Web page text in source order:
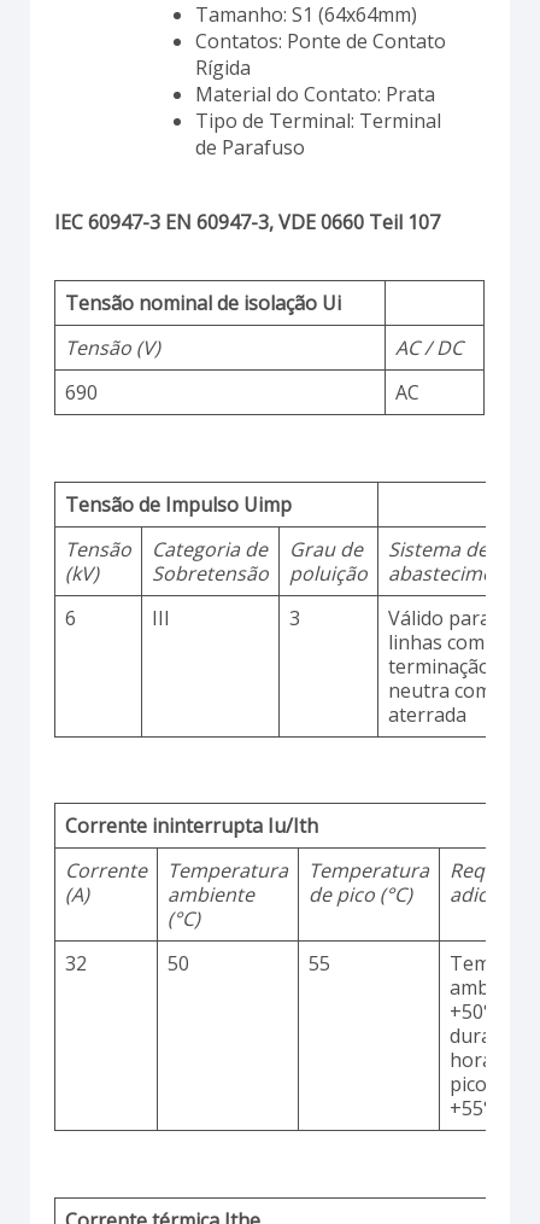
Tamanho: S1 (64x64mm)
Contatos: Ponte de Contato
Rígida
Material do Contato: Prata
Tipo de Terminal: Terminal
de Parafuso
IEC 60947-3 EN 60947-3, VDE 0660 Teil 107
Tensão nominal de isolação Ui
Tensão (V)
AC / DC
690
AC
Tensão de Impulso Uimp
Tensão
(kV)
Categoria de
Sobretensão
Grau de
poluição
Sistema de
abastecimento
6
III 3
Válido para
linhas com
terminação
neutra comum
aterrada
Corrente ininterrupta Iu/Ith
Corrente
(A)
Temperatura
ambiente
(°C)
Temperatura
de pico (°C)
adicionais
32 50 55
ambiente
+50°C
durante
horas
picos até
+55°C